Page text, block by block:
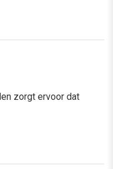
zorgt ervoor dat